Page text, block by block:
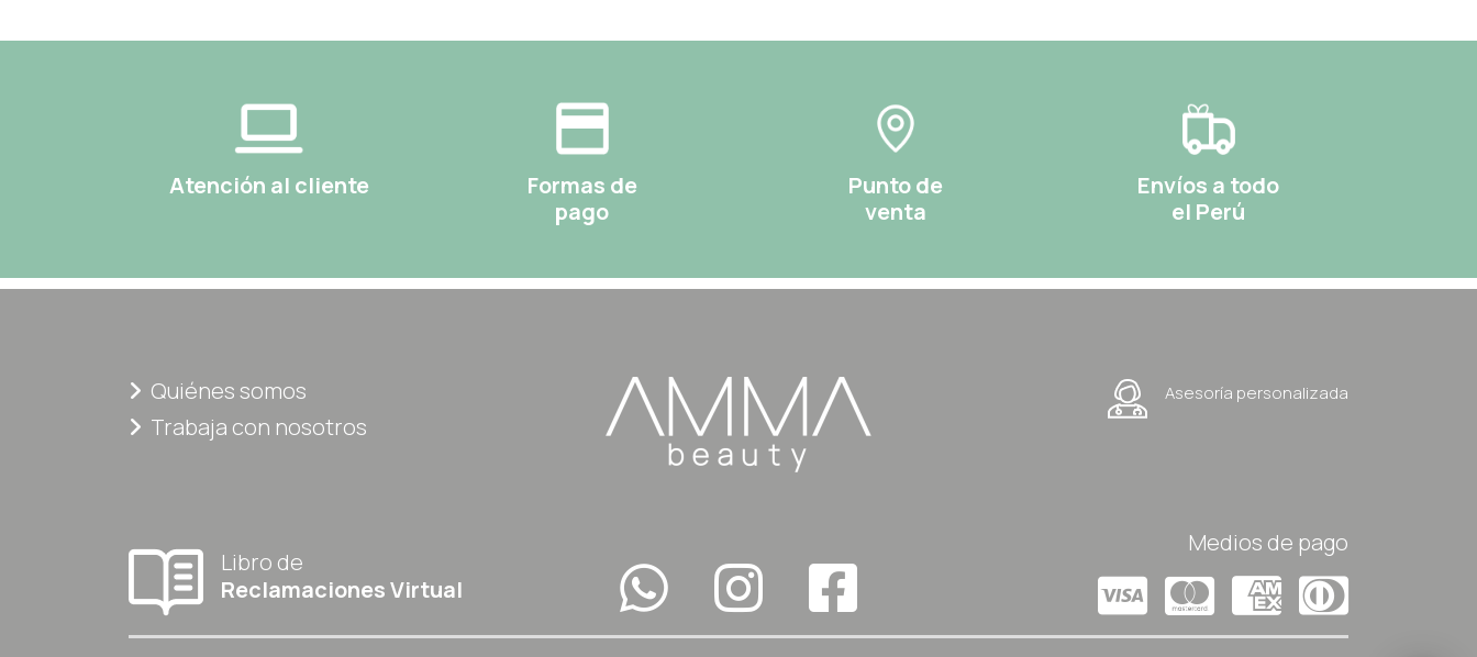
Atención al cliente
Formas de
pago
Punto de
venta
Envíos a todo
el Perú
Quiénes somos
Trabaja con nosotros
Libro de
Reclamaciones Virtual
Asesoría personalizada
Medios de pago